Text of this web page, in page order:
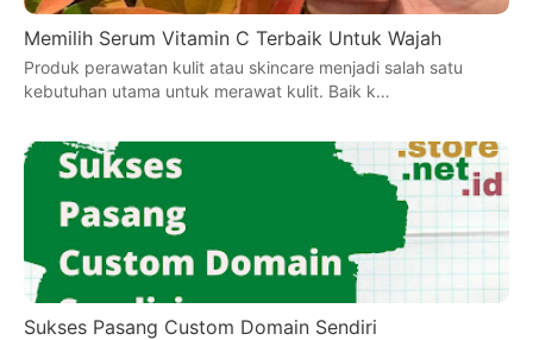
Memilih Serum Vitamin C Terbaik Untuk Wajah
Produk perawatan kulit atau skincare menjadi salah satu
kebutuhan utama untuk merawat kulit. Baik k…
Sukses Pasang Custom Domain Sendiri